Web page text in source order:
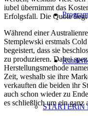
STARTERiN
iubel übernimmt das
Erfolgsfall. Die Quote liegt
Während einer
Stemplewski erstmals
begeistert, dass sie
zu produzieren. Dabei
Herstellungsmethode
Zeit, weshalb sie ihre
verkauften die beiden ihr
auch schon wieder zu
es schließlich um ein ganz